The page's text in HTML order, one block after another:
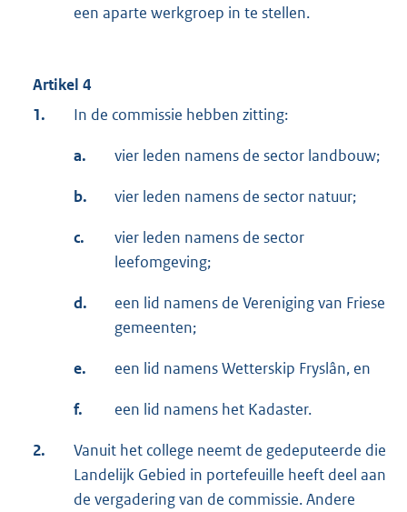
een aparte werkgroep in te stellen.
Artikel 4
1.
In de commissie hebben zitting:
a. vier leden namens de sector landbouw;
b. vier leden namens de sector natuur;
c.
vier leden namens de sector
leefomgeving;
d.
een lid namens de Vereniging van Friese
gemeenten;
e. een lid namens Wetterskip Fryslân, en
f. een lid namens het Kadaster.
2.
Vanuit het college neemt de gedeputeerde die
Landelijk Gebied in portefeuille heeft deel aan
de vergadering van de commissie. Andere